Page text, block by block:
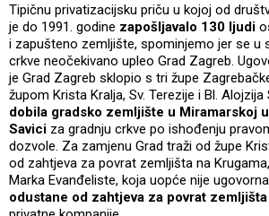
Tipičnu privatizacijsku priču u kojoj od
je do 1991. godine zapošljavalo 130 ljudi
i zapušteno zemljište, spominjemo jer se u
crkve neočekivano upleo Grad Zagreb.
je Grad Zagreb sklopio s tri župe
župom Krista Kralja, Sv. Terezije i Bl. Alojzija
dobila gradsko zemljište u Miramarskoj
Savici za gradnju crkve po ishođenju
dozvole. Za zamjenu Grad traži od župe
od zahtjeva za povrat zemljišta na
Marka Evanđeliste, koja uopće nije
odustane od zahtjeva za povrat